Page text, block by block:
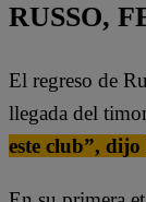
RUSSO,
El regreso de
llegada del
este club”, dijo